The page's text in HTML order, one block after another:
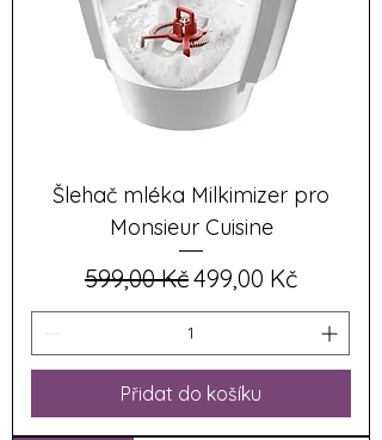
Šlehač mléka Milkimizer pro
Monsieur Cuisine
Běžná cena
599,00 KčZvýhodněná cena
499,00 Kč
Přidat do košíku